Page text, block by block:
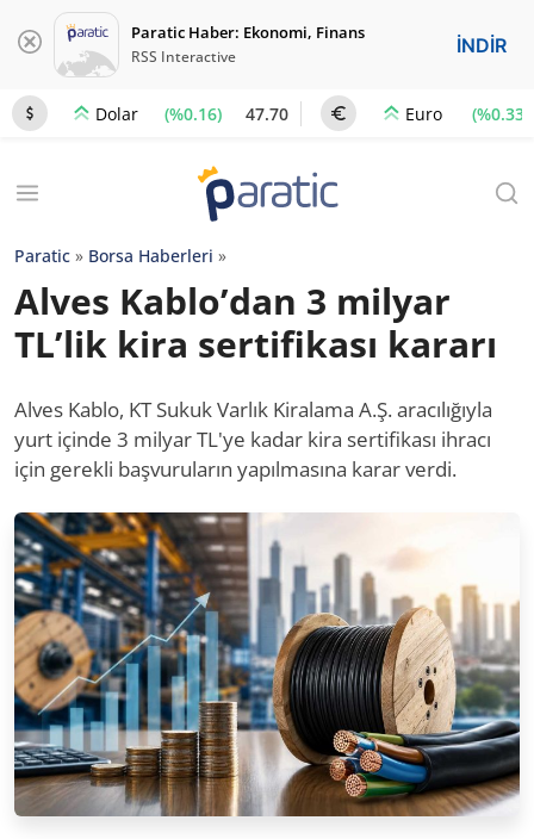
Paratic Haber: Ekonomi, Finans
RSS Interactive İNDİR
Dolar (%0.16) 47.70 Euro (%0.33)
Paratic » Borsa Haberleri »
Alves Kablo’dan 3 milyar
TL’lik kira sertifikası kararı
Alves Kablo, KT Sukuk Varlık Kiralama A.Ş. aracılığıyla
yurt içinde 3 milyar TL'ye kadar kira sertifikası ihracı
için gerekli başvuruların yapılmasına karar verdi.